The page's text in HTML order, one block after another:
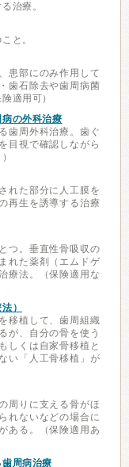
治療。
と。
患部にのみ作用して
歯石除去や歯周病菌
適用可）
の外科治療
歯周外科治療。歯ぐ
目視で確認しながら
れた部分に人工膜を
再生を誘導する治療
つ。垂直性骨吸収の
れた薬剤（エムドゲ
療法。（保険適用な
）
移植して、歯周組織
が、自分の骨を使う
しくは自家骨移植と
い「人工骨移植」が
周りに支える骨がほ
れないなどの場合に
ある。（保険適用あ
周病治療